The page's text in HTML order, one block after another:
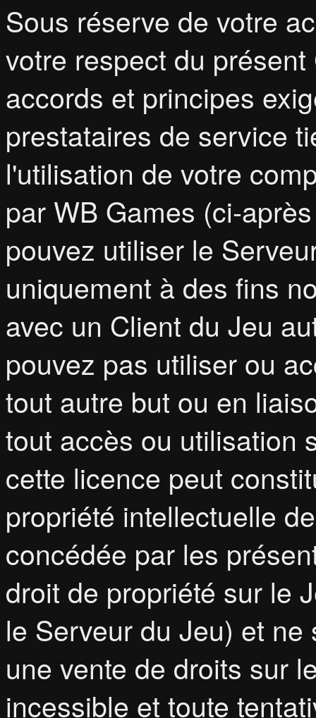
Sous réserve de votre
votre respect du
accords et principes
prestataires de service
l'utilisation de votre
par WB Games (ci-
pouvez utiliser le
uniquement à des fins
avec un Client du Jeu
pouvez pas utiliser ou
tout autre but ou en
tout accès ou utilisation
cette licence peut
propriété intellectuelle
concédée par les
droit de propriété sur le
le Serveur du Jeu) et
une vente de droits sur
incessible et toute